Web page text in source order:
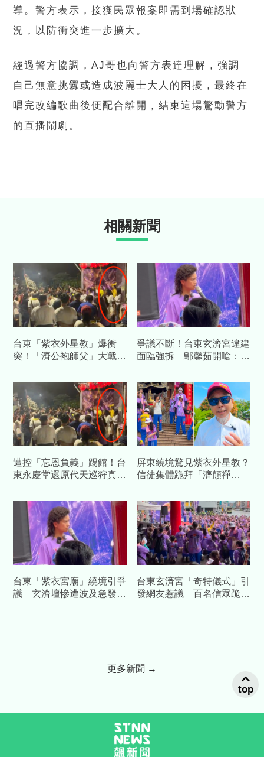
導。警方表示，接獲民眾報案即需到場確認狀
況，以防衝突進一步擴大。
經過警方協調，AJ哥也向警方表達理解，強調
自己無意挑釁或造成波麗士大人的困擾，最終在
唱完改編歌曲後便配合離開，結束這場驚動警方
的直播鬧劇。
相關新聞
台東「紫衣外星教」爆衝
突！「濟公袍師父」大戰踢
爭議不斷！台東玄濟宮違建
面臨強拆 鄔馨茹開嗆：幫
遭控「忘恩負義」踢館！台
東永慶堂還原代天巡狩真
屏東繞境驚見紫衣外星教？
信徒集體跪拜「濟顛禪
力亂神
台東「紫衣宮廟」繞境引爭
議 玄濟壇慘遭波及急發聲
台東玄濟宮「奇特儀式」引
發網友惹議 百名信眾跪地
更多新聞 →
top